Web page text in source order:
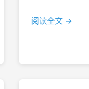
阅读全文 →